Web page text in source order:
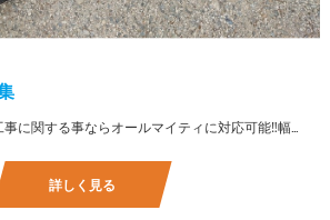
☆未経験者大歓迎 電気工事に関する事ならオールマイティに対応可能‼幅広く技術を身に付けて頂けます（室内配線・室外配線、スイッチコンセント取付け、照明器具取付け、配電盤取付け、エアコン取付け、LANケーブル配線、アンテナ取付けなど） 先輩社員が一から指導を行うため未経験の方でも安心して働いていただけます♪ ☆資格支援制度あり 実績があるからこそ社内で教習と経験を積んでいただくことで資格を当社で発行できることができます。 【工具支給致します】 また新品工具と新品作業服を完全支給を致します。 高品質の作業服と工具入社してくれた方には支給致します♪
詳しく見る